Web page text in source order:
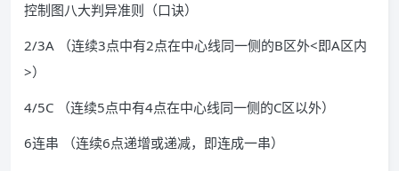
控制图八大判异准则（口诀）
2/3A （连续3点中有2点在中心线同一侧的B区外<即A区内
>）
4/5C （连续5点中有4点在中心线同一侧的C区以外）
6连串 （连续6点递增或递减，即连成一串）